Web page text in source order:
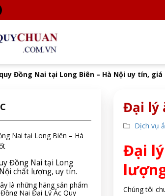
Đồng Nai tại Long Biên – Hà Nội uy tín,
Nai tại Long Biên – Hà
Đồng Nai tại Long
chất lượng, uy tín.
là những hãng sản phẩm
Nai Đại Lý Ắc Quy
Đại lý
Dịch vụ
Đại
Chúng tôi